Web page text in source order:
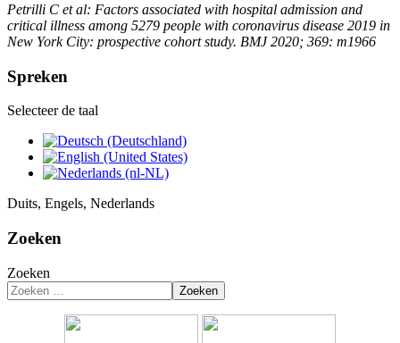
Petrilli C et al: Factors associated with hospital admission and
critical illness among 5279 people with coronavirus disease 2019 in
New York City: prospective cohort study. BMJ 2020; 369: m1966
Spreken
Selecteer de taal
Duits, Engels, Nederlands
Zoeken
Zoeken
Zoeken